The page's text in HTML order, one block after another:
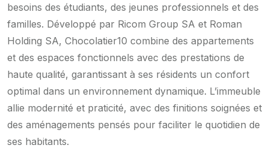
besoins des étudiants, des jeunes professionnels et des
familles. Développé par Ricom Group SA et Roman
Holding SA, Chocolatier10 combine des appartements
et des espaces fonctionnels avec des prestations de
haute qualité, garantissant à ses résidents un confort
optimal dans un environnement dynamique. L’immeuble
allie modernité et praticité, avec des finitions soignées et
des aménagements pensés pour faciliter le quotidien de
ses habitants.